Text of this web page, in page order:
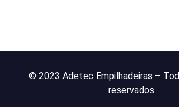
© 2023 Adetec Empilhadeiras –
reservados.